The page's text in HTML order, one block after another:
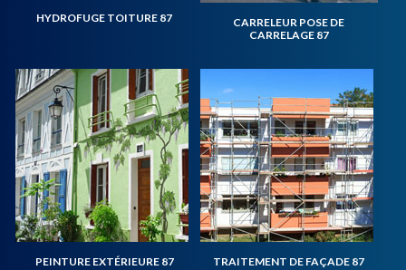
HYDROFUGE TOITURE 87
CARRELEUR POSE DE
CARRELAGE 87
PEINTURE EXTÉRIEURE 87 TRAITEMENT DE FAÇADE 87